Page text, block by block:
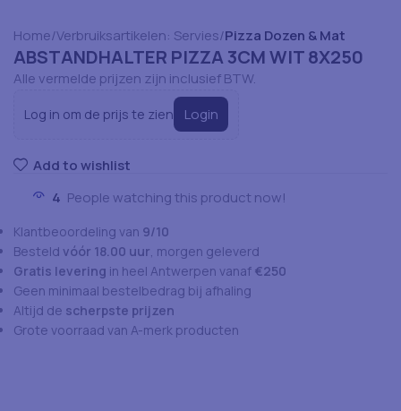
Home Verbruiksartikelen: Servies Pizza Dozen & Mat
ABSTANDHALTER PIZZA 3CM WIT 8X250
Alle vermelde prijzen zijn inclusief BTW.
Log in om de prijs te zien Login
Add to wishlist
4 People watching this product now!
Klantbeoordeling van 9/10
Besteld vóór 18.00 uur, morgen geleverd
Gratis levering in heel Antwerpen vanaf €250
Geen minimaal bestelbedrag bij afhaling
Altijd de scherpste prijzen
Grote voorraad van A-merk producten